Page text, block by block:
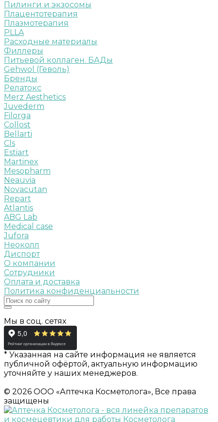
Пилинги и экзосомы
Плацентотерапия
Плазмотерапия
PLLA
Расходные материалы
Филлеры
Питьевой коллаген. БАДы
Gehwol (Геволь)
Бренды
Релатокс
Merz Aesthetics
Juvederm
Filorga
Collost
Bellarti
Cls
Estiart
Martinex
Mesopharm
Neauvia
Novacutan
Repart
Atlantis
ABG Lab
Medical case
Jufora
Неоколл
Диспорт
О компании
Сотрудники
Оплата и доставка
Политика конфиденциальности
Мы в соц. сетях
* Указанная на сайте информация не является
публичной офёртой, актуальную информацию
уточняйте у наших менеджеров.
© 2026 ООО «Аптечка Косметолога», Все права
защищены